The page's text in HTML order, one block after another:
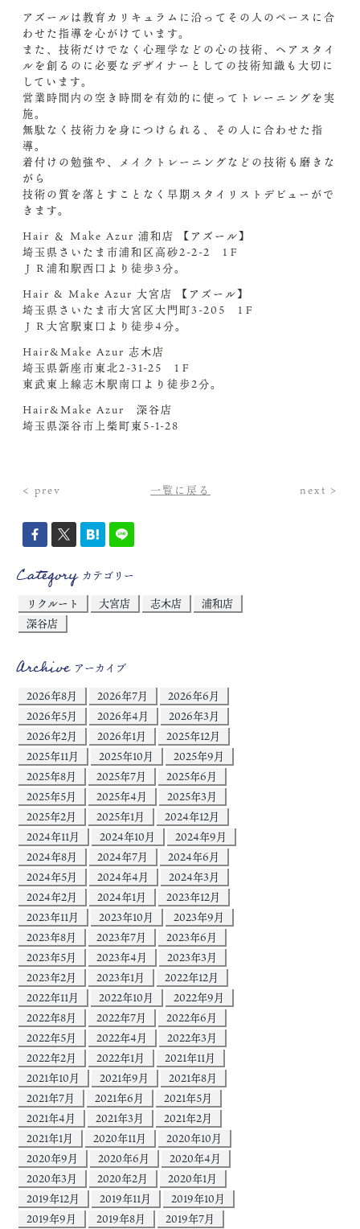
アズールは教育カリキュラムに沿ってその人のペースに合
わせた指導を心がけています。
また、技術だけでなく心理学などの心の技術、ヘアスタイ
ルを創るのに必要なデザイナーとしての技術知識も大切に
しています。
営業時間内の空き時間を有効的に使ってトレーニングを実
施。
無駄なく技術力を身につけられる、その人に合わせた指
導。
着付けの勉強や、メイクトレーニングなどの技術も磨きな
がら
技術の質を落とすことなく早期スタイリストデビューがで
きます。
Hair ＆ Make Azur 浦和店 【アズール】
埼玉県さいたま市浦和区高砂2-2-2 1Ｆ
ＪＲ浦和駅西口より徒歩3分。
Hair & Make Azur 大宮店 【アズール】
埼玉県さいたま市大宮区大門町3-205 1Ｆ
ＪＲ大宮駅東口より徒歩4分。
Hair&Make Azur 志木店
埼玉県新座市東北2-31-25 1Ｆ
東武東上線志木駅南口より徒歩2分。
Hair&Make Azur 深谷店
埼玉県深谷市上柴町東5-1-28
< prev 一覧に戻る next >
Categoryカテゴリー
リクルート
大宮店 志木店
浦和店
深谷店
Archiveアーカイブ
2026年8月
2026年7月
2026年6月
2026年5月
2026年4月
2026年3月
2026年2月
2026年1月
2025年12月
2025年11月
2025年10月
2025年9月
2025年8月
2025年7月
2025年6月
2025年5月
2025年4月
2025年3月
2025年2月
2025年1月
2024年12月
2024年11月
2024年10月
2024年9月
2024年8月
2024年7月
2024年6月
2024年5月
2024年4月
2024年3月
2024年2月
2024年1月
2023年12月
2023年11月
2023年10月
2023年9月
2023年8月
2023年7月
2023年6月
2023年5月
2023年4月
2023年3月
2023年2月
2023年1月
2022年12月
2022年11月
2022年10月
2022年9月
2022年8月
2022年7月
2022年6月
2022年5月
2022年4月
2022年3月
2022年2月
2022年1月
2021年11月
2021年10月
2021年9月
2021年8月
2021年7月
2021年6月
2021年5月
2021年4月
2021年3月
2021年2月
2021年1月
2020年11月
2020年10月
2020年9月
2020年6月
2020年4月
2020年3月
2020年2月
2020年1月
2019年12月
2019年11月
2019年10月
2019年9月
2019年8月 2019年7月